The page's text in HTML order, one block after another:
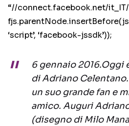
“//connect.facebook.net/
‘script’, ‘facebook-jssdk’));
6 gennaio 2016.Oggi
di Adriano
un suo grande fan e
amico. Auguri
(disegno di Milo